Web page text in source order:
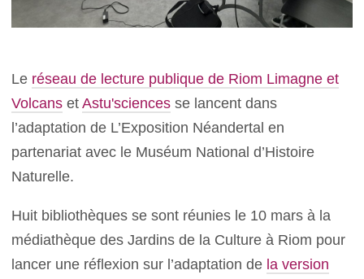
Le réseau de lecture publique de Riom Limagne et
Volcans etAstu'sciences se lancent dans
l’adaptation de L’Exposition Néandertal en
partenariat avec le Muséum National d’Histoire
Naturelle.
Huit bibliothèques se sont réunies le 10 mars à la
médiathèque des Jardins de la Culture à Riom pour
lancer une réflexion sur l’adaptation de la version